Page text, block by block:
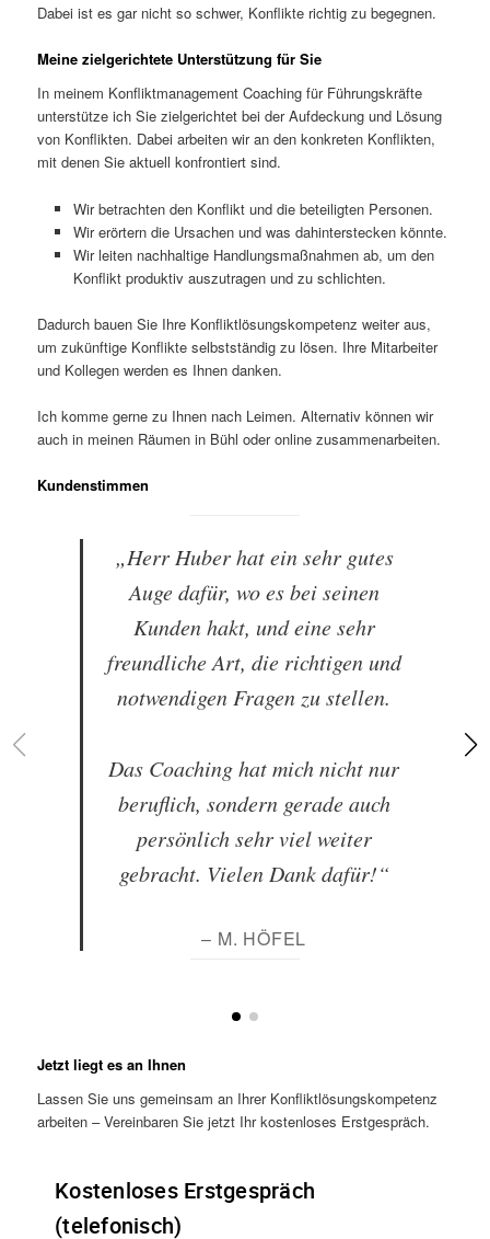
Dabei ist es gar nicht so schwer, Konflikte richtig zu begegnen.
Meine zielgerichtete Unterstützung für Sie
In meinem Konfliktmanagement Coaching für Führungskräfte
unterstütze ich Sie zielgerichtet bei der Aufdeckung und Lösung
von Konflikten. Dabei arbeiten wir an den konkreten Konflikten,
mit denen Sie aktuell konfrontiert sind.
Wir betrachten den Konflikt und die beteiligten Personen.
Wir erörtern die Ursachen und was dahinterstecken könnte.
Wir leiten nachhaltige Handlungsmaßnahmen ab, um den
Konflikt produktiv auszutragen und zu schlichten.
Dadurch bauen Sie Ihre Konfliktlösungskompetenz weiter aus,
um zukünftige Konflikte selbstständig zu lösen. Ihre Mitarbeiter
und Kollegen werden es Ihnen danken.
Ich komme gerne zu Ihnen nach Leimen. Alternativ können wir
auch in meinen Räumen in Bühl oder online zusammenarbeiten.
Kundenstimmen
„Herr Huber hat ein sehr gutes
Auge dafür, wo es bei seinen
Kunden hakt, und eine sehr
freundliche Art, die richtigen und
notwendigen Fragen zu stellen.
Das Coaching hat mich nicht nur
beruflich, sondern gerade auch
persönlich sehr viel weiter
gebracht. Vielen Dank dafür!“
– M. HÖFEL
Jetzt liegt es an Ihnen
Lassen Sie uns gemeinsam an Ihrer Konfliktlösungskompetenz
arbeiten – Vereinbaren Sie jetzt Ihr kostenloses Erstgespräch.